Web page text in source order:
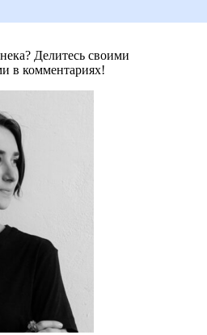
Делитесь своими
в комментариях!